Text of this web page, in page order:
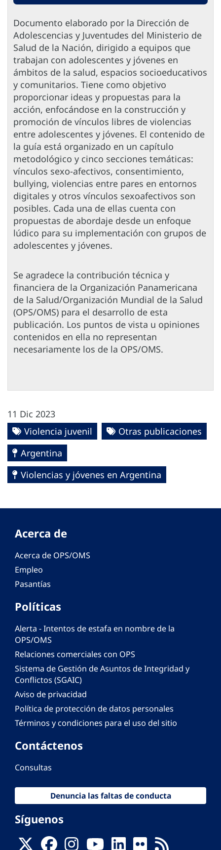
Documento elaborado por la Dirección de
Adolescencias y Juventudes del Ministerio de
Salud de la Nación, dirigido a equipos que
trabajan con adolescentes y jóvenes en
ámbitos de la salud, espacios socioeducativos
y comunitarios. Tiene como objetivo
proporcionar ideas y propuestas para la
acción, enfocándose en la construcción y
promoción de vínculos libres de violencias
entre adolescentes y jóvenes. El contenido de
la guía está organizado en un capítulo
metodológico y cinco secciones temáticas:
vínculos sexo-afectivos, consentimiento,
bullying, violencias entre pares en entornos
digitales y otros vínculos sexoafectivos son
posibles. Cada una de ellas cuenta con
propuestas de abordaje desde un enfoque
lúdico para su implementación con grupos de
adolescentes y jóvenes.
Se agradece la contribución técnica y
financiera de la Organización Panamericana
de la Salud/Organización Mundial de la Salud
(OPS/OMS) para el desarrollo de esta
publicación. Los puntos de vista u opiniones
contenidos en ella no representan
necesariamente los de la OPS/OMS.
11 Dic 2023
Violencia juvenil
Otras publicaciones
Argentina
Violencias y jóvenes en Argentina
Acerca de
Acerca de OPS/OMS
Empleo
Pasantías
Políticas
Alerta - Intentos de estafa en nombre de la
OPS/OMS
Relaciones comerciales con OPS
Sistema de Gestión de Asuntos de Integridad y
Conflictos (SGAIC)
Aviso de privacidad
Política de protección de datos personales
Términos y condiciones para el uso del sitio
Contáctenos
Consultas
Denuncia las faltas de conducta
Síguenos